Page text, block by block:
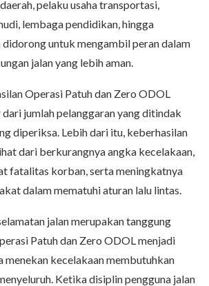
pelaku usaha transportasi,
lembaga pendidikan, hingga
untuk mengambil peran dalam
jalan yang lebih aman.
Operasi Patuh dan Zero ODOL
jumlah pelanggaran yang ditindak
diperiksa. Lebih dari itu, keberhasilan
dari berkurangnya angka kecelakaan,
fatalitas korban, serta meningkatnya
dalam mematuhi aturan lalu lintas.
jalan merupakan tanggung
Patuh dan Zero ODOL menjadi
menekan kecelakaan membutuhkan
Ketika disiplin pengguna jalan